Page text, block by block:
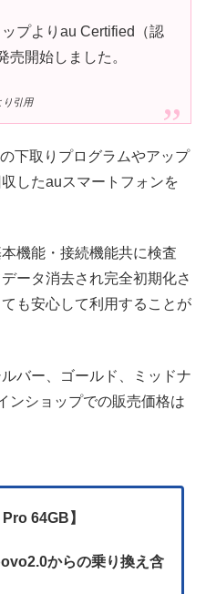
プよりau Certified（認
売開始しました。
り引用
下取りプログラムやアップ
したauスマートフォンを
機能・接続機能共に検査
ータ消去され完全初期化さ
も安心して利用することが
バー、ゴールド、ミッドナ
ンショップでの販売価格は
64GB】
からの乗り換え含